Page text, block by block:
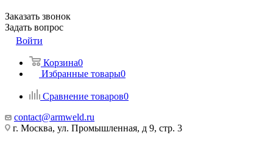
Заказать звонок
Задать вопрос
Войти
Корзина0
Избранные товары0
Сравнение товаров0
contact@armweld.ru
г. Москва, ул. Промышленная, д 9, стр. 3